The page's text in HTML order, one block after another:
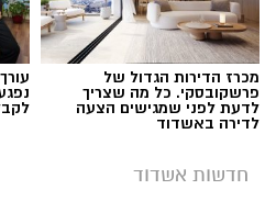
מכרז הדירות הגדול של
פרשקובסקי. כל מה שצריך
לדעת לפני שמגישים הצעה
לדירה באשדוד
חדשות אשדוד